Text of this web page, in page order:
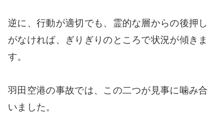
逆に、行動が適切でも、霊的な層からの後押し
がなければ、ぎりぎりのところで状況が傾きま
す。
羽田空港の事故では、この二つが見事に噛み合
いました。